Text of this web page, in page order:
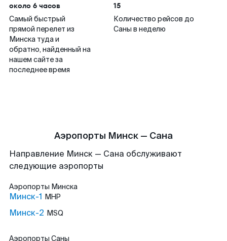
около 6 часов
Самый быстрый
прямой перелет из
Минска туда и
обратно, найденный на
нашем сайте за
последнее время
15
Количество рейсов до
Саны в неделю
Аэропорты Минск — Сана
Направление Минск — Сана обслуживают
следующие аэропорты
Аэропорты Минска
Минск-1 MHP
Минск-2 MSQ
Аэропорты Саны